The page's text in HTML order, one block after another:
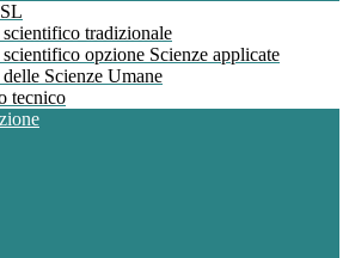
tradizionale
opzione Scienze applicate
Scienze Umane
tecnico